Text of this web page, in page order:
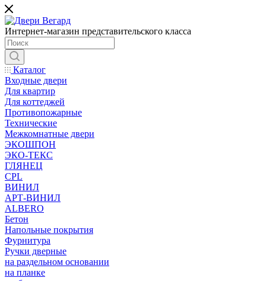
Интернет-магазин представительского класса
Каталог
Входные двери
Для квартир
Для коттеджей
Противопожарные
Технические
Межкомнатные двери
ЭКОШПОН
ЭКО-ТЕКС
ГЛЯНЕЦ
CPL
ВИНИЛ
АРТ-ВИНИЛ
ALBERO
Бетон
Напольные покрытия
Фурнитура
Ручки дверные
на раздельном основании
на планке